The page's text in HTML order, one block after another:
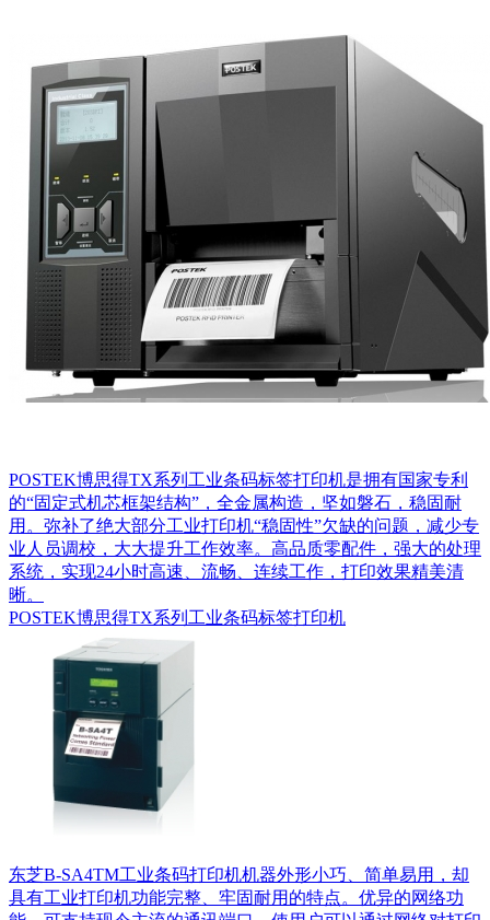
POSTEK博思得TX系列工业条码标签打印机是拥有国家专利
的“固定式机芯框架结构”，全金属构造，坚如磐石，稳固耐
用。弥补了绝大部分工业打印机“稳固性”欠缺的问题，减少专
业人员调校，大大提升工作效率。高品质零配件，强大的处理
系统，实现24小时高速、流畅、连续工作，打印效果精美清
晰。
POSTEK博思得TX系列工业条码标签打印机
东芝B-SA4TM工业条码打印机机器外形小巧、简单易用，却
具有工业打印机功能完整、牢固耐用的特点。优异的网络功